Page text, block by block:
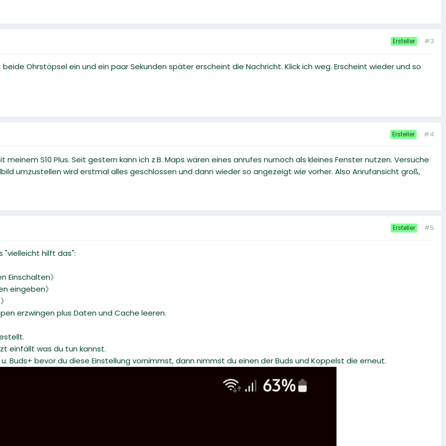
Ersteller #3
Ohrstöpsel ein und ein paar Sekunden später erscheint die Nachricht. Klick ich weg. Erscheint wieder und so
Ersteller #4
meinem S10 Plus. Seit gestern kann ich z.B. Maps wären eines anrufes nurnoch als kleines Fenster nutzen. Versuche
umzustellen wird erstmal alles geschlossen und dann wieder so angezeigt wie vorher. Also Anrufansicht groß,
Ersteller #5
"vielleicht hilft das":
Einschalten》
eingeben》
erzwingen plus Daten und Cache leeren.
einfällt was du tun kannst.
Buds+ bevor du diese Einstellung vornimmst, dann nimmst du einen der Buds und Koppelst die erneut.